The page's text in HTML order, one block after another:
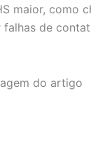
maior, como
de